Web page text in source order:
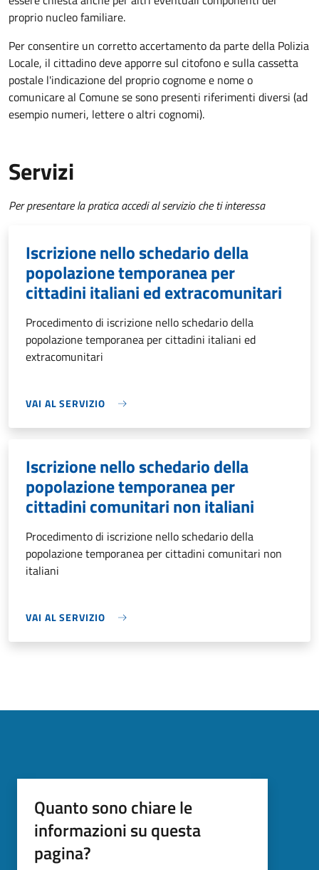
proprio nucleo familiare.
Per consentire un corretto accertamento da parte della Polizia
Locale, il cittadino deve apporre sul citofono e sulla cassetta
postale l'indicazione del proprio cognome e nome o
comunicare al Comune se sono presenti riferimenti diversi (ad
esempio numeri, lettere o altri cognomi).
Servizi
Per presentare la pratica accedi al servizio che ti interessa
Iscrizione nello schedario della
popolazione temporanea per
cittadini italiani ed extracomunitari
Procedimento di iscrizione nello schedario della
popolazione temporanea per cittadini italiani ed
extracomunitari
VAI AL SERVIZIO
Iscrizione nello schedario della
popolazione temporanea per
cittadini comunitari non italiani
Procedimento di iscrizione nello schedario della
popolazione temporanea per cittadini comunitari non
italiani
VAI AL SERVIZIO
Quanto sono chiare le
informazioni su questa
pagina?